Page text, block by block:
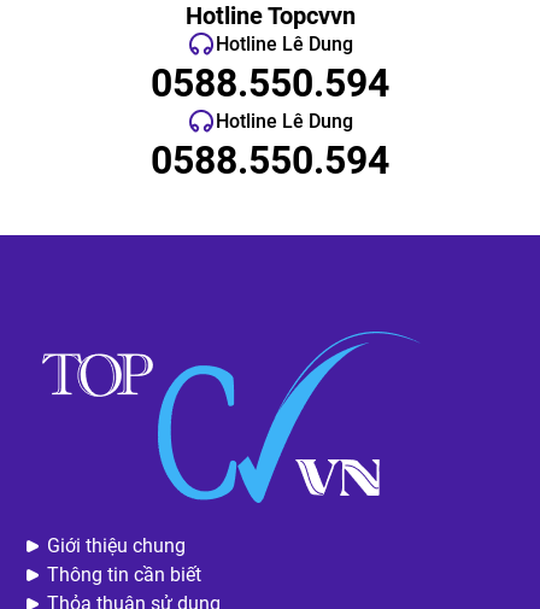
Hotline Topcvvn
Hotline Lê Dung
0588.550.594
Hotline Lê Dung
0588.550.594
Giới thiệu chung
Thông tin cần biết
Thỏa thuận sử dụng